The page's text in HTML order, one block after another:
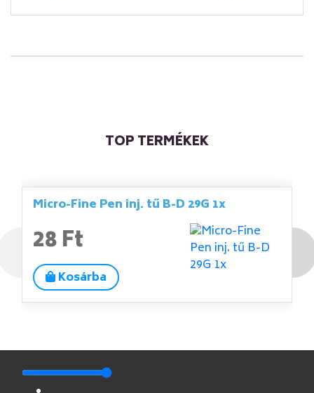
TOP TERMÉKEK
Micro-Fine Pen inj. tű B-D 29G 1x
28 Ft
Kosárba